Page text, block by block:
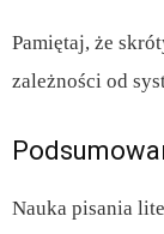
Pamiętaj, że
zależności od
Nauka pisania